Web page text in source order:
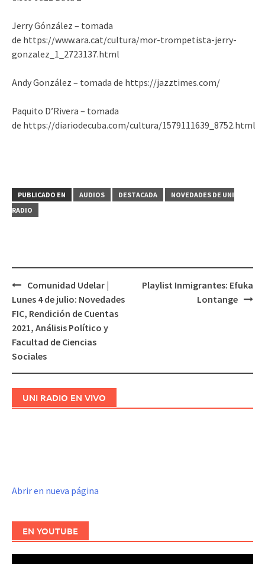
Jerry Gónzález – tomada
de https://www.ara.cat/cultura/mor-trompetista-jerry-
gonzalez_1_2723137.html
Andy González – tomada de https://jazztimes.com/
Paquito D’Rivera – tomada
de https://diariodecuba.com/cultura/1579111639_8752.html
PUBLICADO EN AUDIOS DESTACADA
NOVEDADES DE UNI
RADIO
Navegación
de
entradas
Comunidad Udelar |
Lunes 4 de julio: Novedades
FIC, Rendición de Cuentas
2021, Análisis Político y
Facultad de Ciencias
Sociales
Playlist Inmigrantes: Efuka
Lontange
UNI RADIO EN VIVO
Abrir en nueva página
EN YOUTUBE